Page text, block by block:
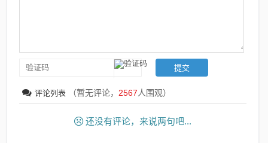
评论列表 （暂无评论， 2567人围观）
还没有评论，来说两句吧...